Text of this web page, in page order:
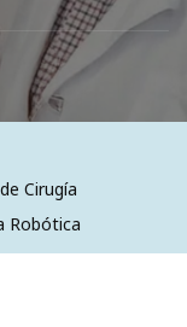
Cirugía
Robótica